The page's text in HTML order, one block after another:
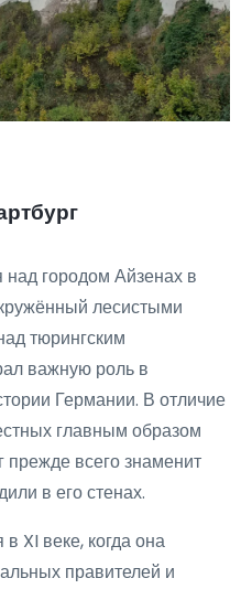
городом Айзенах в
лесистыми
тюрингским
важную роль в
Германии. В отличие
главным образом
прежде всего знаменит
в его стенах.
XI веке, когда она
правителей и